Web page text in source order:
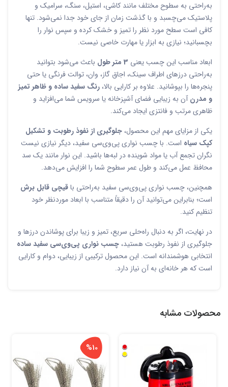
به‌راحتی به سطوح مختلف مانند کاشی، استیل، سنگ، سرامیک و
پلاستیک می‌چسبد و با گذشت زمان از جای خود جدا نمی‌شود. تنها
کافی است سطح مورد نظر را تمیز و خشک کرده و سپس نوار را
بچسبانید؛ نیازی به ابزار یا مهارت خاصی نیست.
ابعاد مناسب این چسب یعنی 3 متر طول
باعث می‌شود بتوانید
به‌راحتی درزهای اطراف سینک، اجاق گاز، وان، توالت فرنگی یا حتی
پنجره‌ها را بپوشانید. علاوه بر کارایی بالا، رنگ سفید ساده و ظاهر تمیز
و مدرنآن به زیبایی فضای آشپزخانه یا سرویس شما می‌افزاید و
ظاهری مرتب و فانتزی ایجاد می‌کند.
یکی از مزایای مهم این محصول، جلوگیری از نفوذ رطوبت و تشکیل
کپک سیاه است. با چسب نواری پی‌وی‌سی سفید، دیگر نیازی نیست
نگران تجمع آب یا مواد شوینده در لبه‌ها باشید. این نوار مانند یک سد
محافظ عمل می‌کند و طول عمر سطوح شما را افزایش می‌دهد.
همچنین، چسب نواری پی‌وی‌سی سفید به‌راحتی باقیچی قابل برش
است؛ بنابراین می‌توانید آن را دقیقاً متناسب با ابعاد موردنظر خود
تنظیم کنید.
در نهایت، اگر به دنبال راه‌حلی سریع، تمیز و زیبا برای پوشاندن درزها و
جلوگیری از نفوذ رطوبت هستید، چسب نواری پی‌وی‌سی سفید ساده
انتخابی هوشمندانه است. این محصول ترکیبی از زیبایی، دوام و کارایی
است که هر خانه‌ای به آن نیاز دارد.
محصولات مشابه
%10